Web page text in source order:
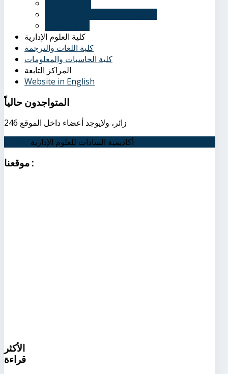
كلية العلوم الإدارية
كلية اللغات والترجمة
كلية الحاسبات والمعلومات
المراكز التابعة
Website in English
المتواجدون حالياً
246 زائر، ولايوجد أعضاء داخل الموقع
أكاديمية السادات للعلوم الإدارية
:
الأكثر
قراءة